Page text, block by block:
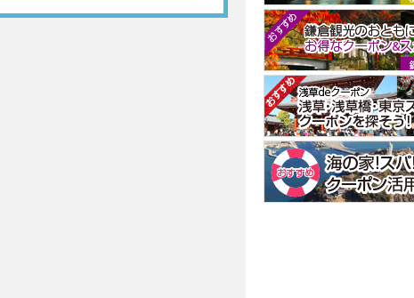
イベントなどにより、一部施設をご利